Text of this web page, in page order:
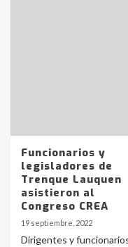
Funcionarios y
legisladores de
Trenque Lauquen
asistieron al
Congreso CREA
19 septiembre, 2022
Dirigentes y
4
joven de
5
Los
La
entre